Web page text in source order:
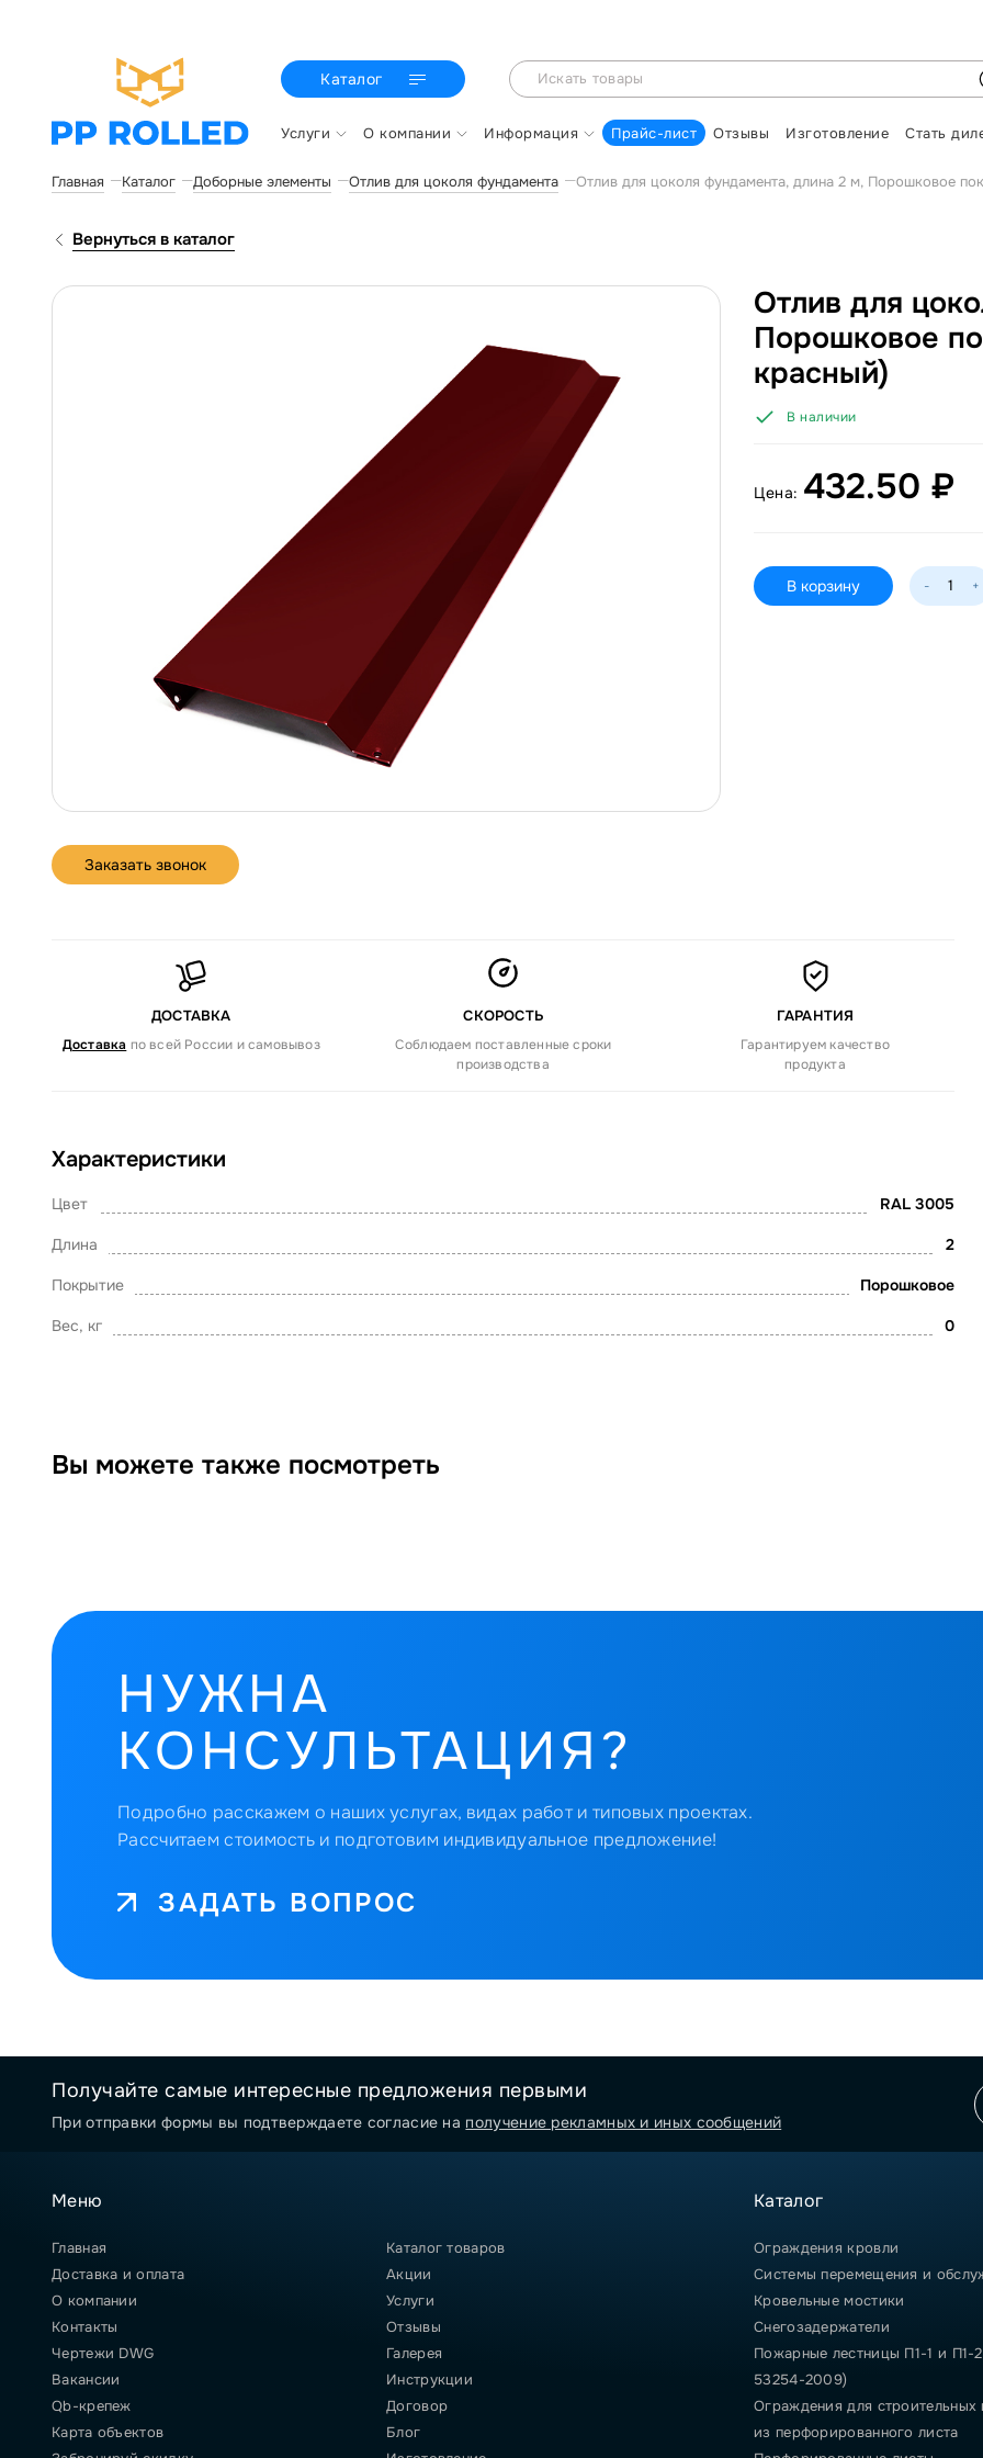
Каталог
Услуги О компании Информация Прайс-лист Отзывы Изготовление Стать
Главная Каталог Доборные элементы Отлив для цоколя фундамента Отлив для цоколя фундамента, длина 2 м, Порошковое
Вернуться в каталог
Заказать звонок
Отлив для
Порошковое
красный)
В наличии
Цена: 432.50 ₽
В корзину - +
ДОСТАВКА
Доставка по всей России и самовывоз
СКОРОСТЬ
Соблюдаем поставленные сроки
производства
ГАРАНТИЯ
Гарантируем качество
продукта
Характеристики
Цвет RAL 3005
Длина 2
Покрытие Порошковое
Вес, кг 0
Вы можете также посмотреть
НУЖНА
КОНСУЛЬТАЦИЯ?
Подробно расскажем о наших услугах, видах работ и типовых проектах.
Рассчитаем стоимость и подготовим индивидуальное предложение!
ЗАДАТЬ ВОПРОС
Получайте самые интересные предложения первыми
При отправки формы вы подтверждаете согласие на получение рекламных и иных сообщений
Меню
Главная
Каталог товаров
Доставка и оплата
Акции
О компании
Услуги
Контакты
Отзывы
Чертежи DWG
Галерея
Вакансии
Инструкции
Qb-крепеж
Договор
Карта объектов
Блог
Каталог
Ограждения кровли
Системы перемещения и
Кровельные мостики
Снегозадержатели
Пожарные лестницы П1-1 и П1-
53254-2009)
Ограждения для
из перфорированного листа